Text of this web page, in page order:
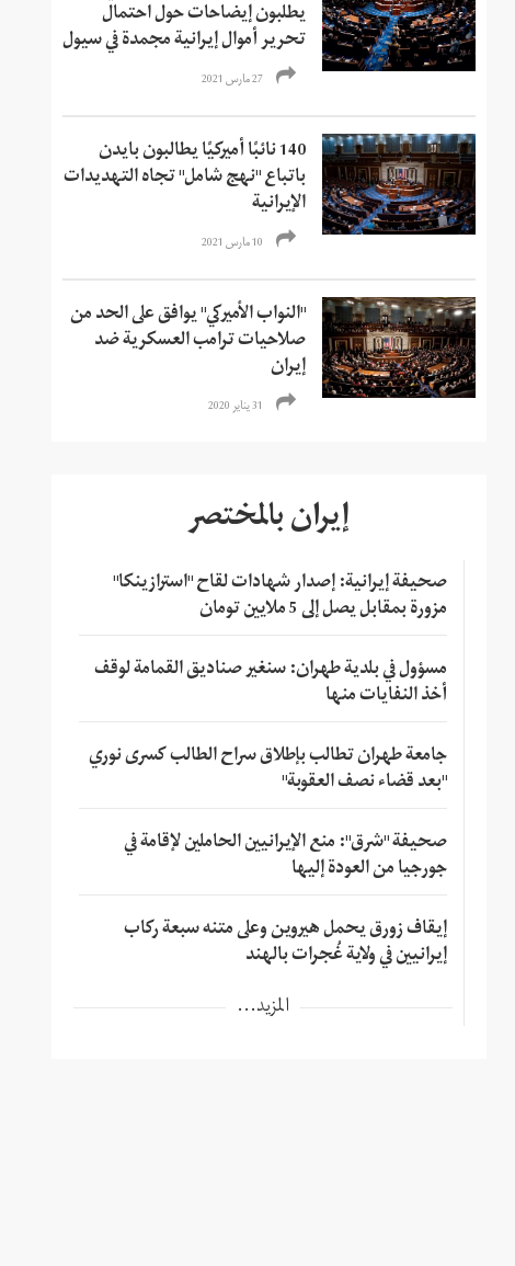
يطلبون إيضاحات حول احتمال
تحرير أموال إيرانية مجمدة في سيول
27 مارس 2021
140 نائبًا أميركيًا يطالبون بايدن
باتباع "نهج شامل" تجاه التهديدات
الإيرانية
10 مارس 2021
"النواب الأميركي" يوافق على الحد من
صلاحيات ترامب العسكرية ضد
إيران
31 يناير 2020
إيران بالمختصر
صحيفة إيرانية: إصدار شهادات لقاح "استرازينكا"
مزورة بمقابل يصل إلى 5 ملايين تومان
مسؤول في بلدية طهران: سنغير صناديق القمامة لوقف
أخذ النفايات منها
جامعة طهران تطالب بإطلاق سراح الطالب كسرى نوري
"بعد قضاء نصف العقوبة"
صحيفة "شرق": منع الإيرانيين الحاملين لإقامة في
جورجيا من العودة إليها
إيقاف زورق يحمل هيروين وعلى متنه سبعة ركاب
إيرانيين في ولاية غُجرات بالهند
المزيد...